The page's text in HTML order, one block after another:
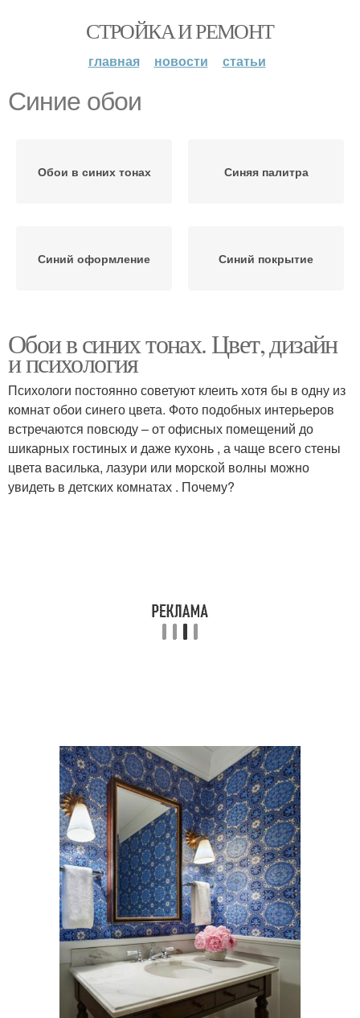
СТРОЙКА И РЕМОНТ
главная новости статьи
Синие обои
Обои в синих тонах Синяя палитра
Синий оформление Синий покрытие
Обои в синих тонах. Цвет, дизайн
и психология
Психологи постоянно советуют клеить хотя бы в одну из
комнат обои синего цвета. Фото подобных интерьеров
встречаются повсюду – от офисных помещений до
шикарных гостиных и даже кухонь , а чаще всего стены
цвета василька, лазури или морской волны можно
увидеть в детских комнатах . Почему?